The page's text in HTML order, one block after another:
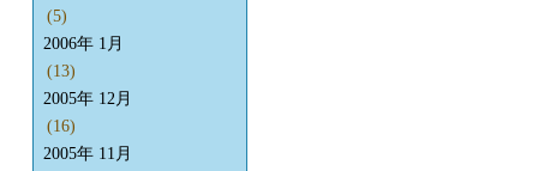
(5)
2006年 1月
(13)
2005年 12月
(16)
2005年 11月